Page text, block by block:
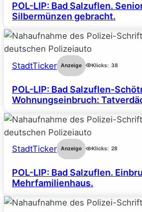
POL-LIP: Bad Salzuflen.
Silbermünzen gebracht.
StadtTicker Anzeige Klicks: 38
POL-LIP: Bad Salzuflen-
Wohnungseinbruch:
StadtTicker Anzeige Klicks: 28
POL-LIP: Bad Salzuflen.
Mehrfamilienhaus.